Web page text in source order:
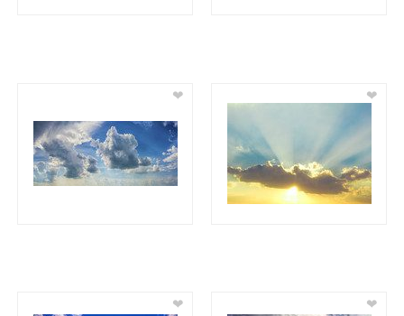
❤ ❤
❤ ❤